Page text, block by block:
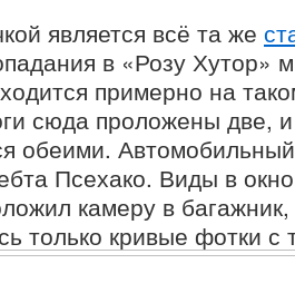
является всё та же
в «Розу Хутор»
примерно на
сюда проложены две,
обеими.
Псехако. Виды в
камеру в
только кривые фотки с